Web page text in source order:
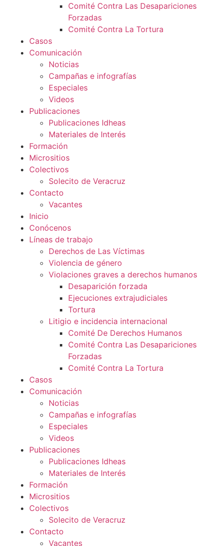
Comité Contra Las Desapariciones
Forzadas
Comité Contra La Tortura​
Casos
Comunicación
Noticias
Campañas e infografías
Especiales
Videos
Publicaciones
Publicaciones Idheas
Materiales de Interés
Formación
Micrositios
Colectivos
Solecito de Veracruz
Contacto
Vacantes
Inicio
Conócenos
Líneas de trabajo
Derechos de Las Víctimas
Violencia de género
Violaciones graves a derechos humanos
Desaparición forzada​
Ejecuciones extrajudiciales
Tortura
Litigio e incidencia internacional
Comité De Derechos Humanos​
Comité Contra Las Desapariciones
Forzadas
Comité Contra La Tortura​
Casos
Comunicación
Noticias
Campañas e infografías
Especiales
Videos
Publicaciones
Publicaciones Idheas
Materiales de Interés
Formación
Micrositios
Colectivos
Solecito de Veracruz
Contacto
Vacantes